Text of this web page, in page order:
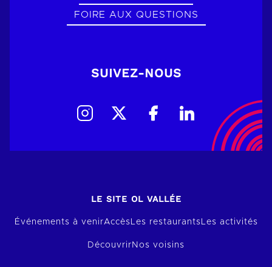
FOIRE AUX QUESTIONS
SUIVEZ-NOUS
LE SITE OL VALLÉE
Événements à venirAccèsLes restaurantsLes activités
Découvrir Nos voisins